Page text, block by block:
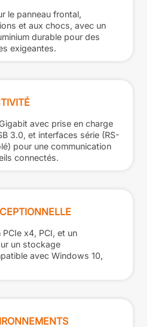
le panneau frontal,
et aux chocs, avec un
durable pour des
exigeantes.
avec prise en charge
3.0, et interfaces série (RS-
pour une communication
connectés.
x4, PCI, et un
un stockage
avec Windows 10,